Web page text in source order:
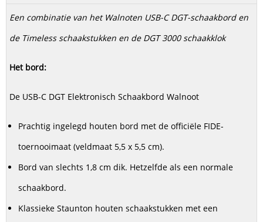
Een combinatie van het Walnoten USB-C DGT-schaakbord en
de Timeless schaakstukken en de DGT 3000 schaakklok
Het bord:
De USB-C DGT Elektronisch Schaakbord Walnoot
Prachtig ingelegd houten bord met de officiële FIDE-
toernooimaat (veldmaat 5,5 x 5,5 cm).
Bord van slechts 1,8 cm dik. Hetzelfde als een normale
schaakbord.
Klassieke Staunton houten schaakstukken met een